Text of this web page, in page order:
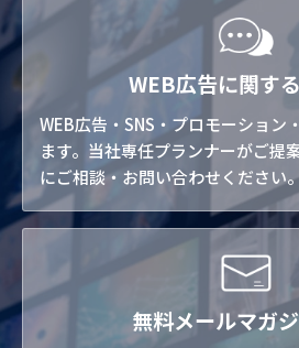
WEB広告に関す
WEB広告・SNS・プロモーション
ます。当社専任プランナーがご提
にご相談・お問い合わせください
無料メールマガ